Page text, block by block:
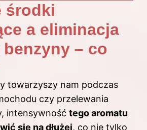
środki
a eliminacja
– co
towarzyszy nam podczas
czy przelewania
intensywność tego aromatu
się na dłużej, co nie tylko